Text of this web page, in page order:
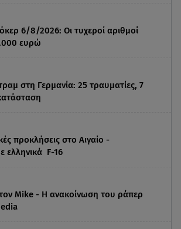
6/8/2026: Οι τυχεροί αριθμοί
ευρώ
στη Γερμανία: 25 τραυματίες, 7
προκλήσεις στο Αιγαίο -
ελληνικά F-16
τον Mike - Η ανακοίνωση του ράπερ